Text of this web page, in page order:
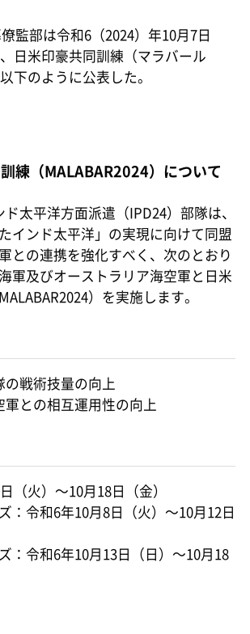
監部は令和6（2024）年10月7日
、日米印豪共同訓練（マラバール
下のように公表した。
練（MALABAR2024）について
太平洋方面派遣（IPD24）部隊は、
インド太平洋」の実現に向けて同盟
との連携を強化すべく、次のとおり
軍及びオーストラリア海空軍と日米
）を実施します。
の戦術技量の向上
軍との相互運用性の向上
（火）～10月18日（金）
：令和6年10月8日（火）～10月12日
：令和6年10月13日（日）～10月18